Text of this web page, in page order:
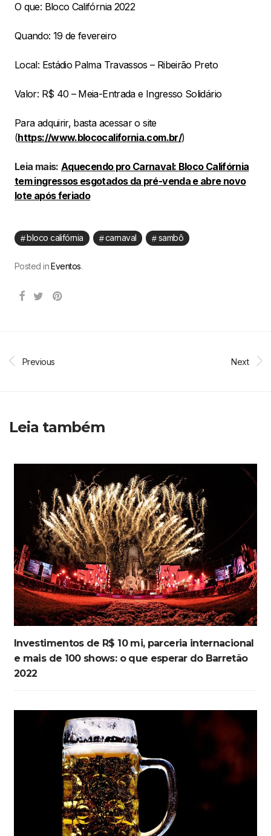
O que: Bloco Califórnia 2022
Quando: 19 de fevereiro
Local: Estádio Palma Travassos – Ribeirão Preto
Valor: R$ 40 – Meia-Entrada e Ingresso Solidário
Para adquirir, basta acessar o site
(https://www.blococalifornia.com.br/)
Leia mais: Aquecendo pro Carnaval: Bloco Califórnia
tem ingressos esgotados da pré-venda e abre novo
lote após feriado
bloco califórnia carnaval sambô
Posted inEventos.
Previous Next
Leia também
Investimentos de R$ 10 mi, parceria internacional
e mais de 100 shows: o que esperar do Barretão
2022